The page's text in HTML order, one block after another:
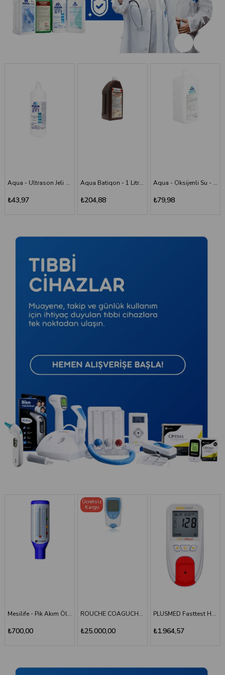
Aqua Batiqon - 1 Litre Batikon - Povidon İyot Çözelti %10
₺204,88
Aqua - Oksijenli Su - 1 lt
₺79,98
Aqua - Scrub (Poviodine) - %7,5 - 1 Litre
₺194,11
ROUCHE COAGUCHEK XS SYSTEM INR Ölçüm Cihazı
₺25.000,00
PLUSMED Fasttest HBlyzer Hemoglobin Ölçüm Cihazı
₺1.964,57
TÜKENDI
Plusmed - Fasttest Hblyzer Hemoglobin Ölçüm Stripi 50
₺701,64